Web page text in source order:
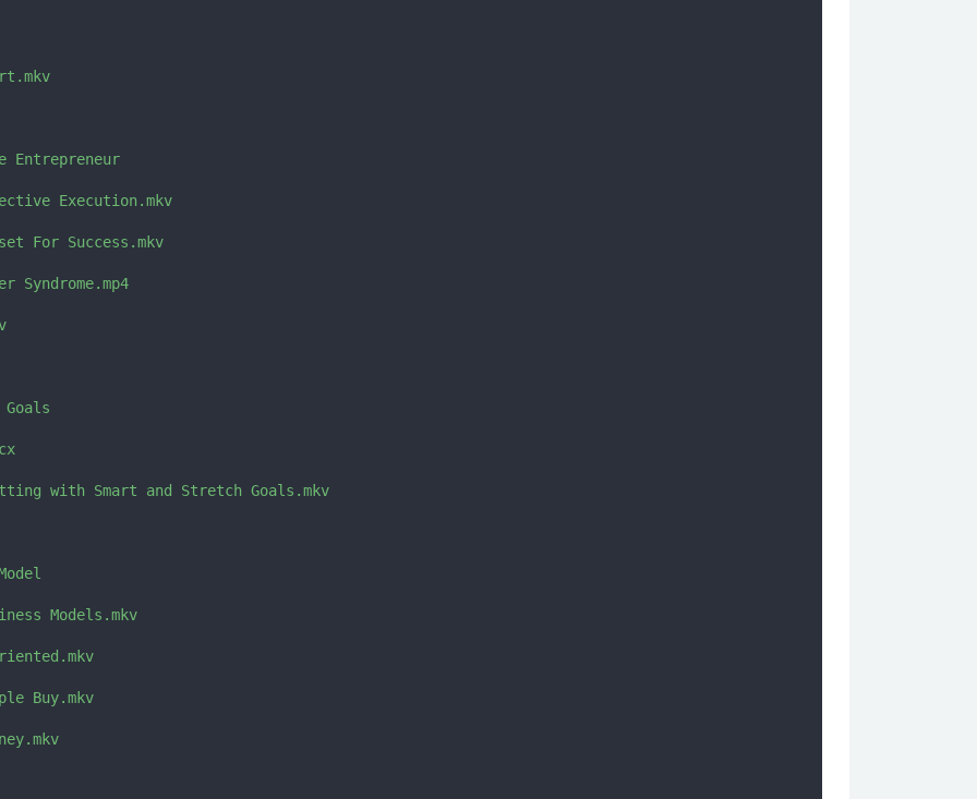
Entrepreneur
Execution.mkv
For Success.mkv
Syndrome.mp4
Goals
with Smart and Stretch Goals.mkv
Models.mkv
Buy.mkv